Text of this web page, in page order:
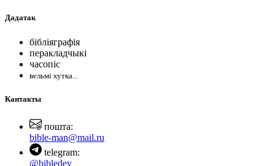
Дадатак
бібліяграфія
перакладчыкі
часопіс
вельмі хутка...
Кантакты
пошта:
bible-man@mail.ru
telegram:
@bibledev